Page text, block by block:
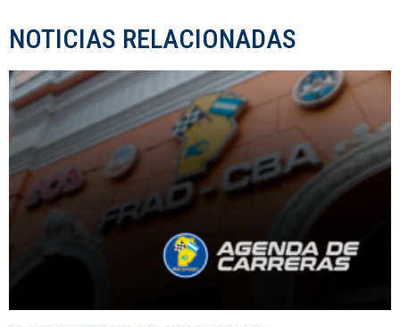
NOTICIAS RELACIONADAS